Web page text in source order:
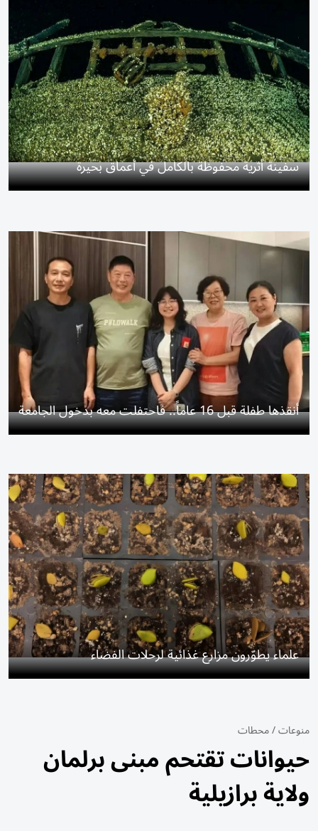
سفينة أثرية محفوظة بالكامل في أعماق بحيرة
أنقذها طفلة قبل 16 عاماً.. فاحتفلت معه بدخول الجامعة
علماء يطوّرون مزارع غذائية لرحلات الفضاء
منوعات/محطات
حيوانات تقتحم مبنى برلمان
ولاية برازيلية